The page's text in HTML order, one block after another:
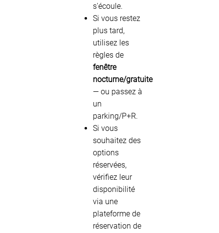
s'écoule.
Si vous restez
plus tard,
utilisez les
règles de
fenêtre
nocturne/gratuite
— ou passez à
un
parking/P+R.
Si vous
souhaitez des
options
réservées,
vérifiez leur
disponibilité
via une
plateforme de
réservation de